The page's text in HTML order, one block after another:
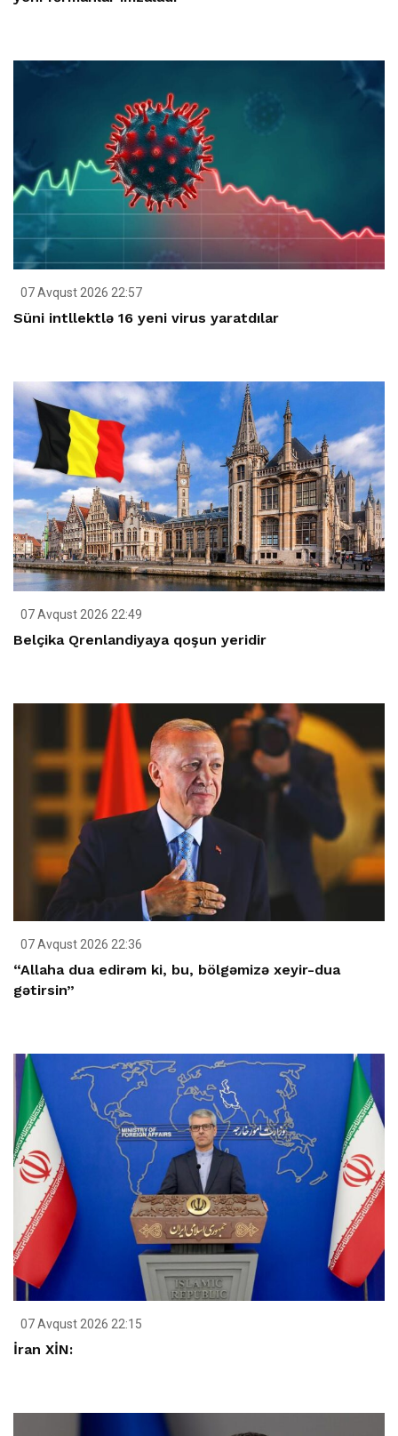
07 Avqust 2026 22:57
Süni intllektlə 16 yeni virus yaratdılar
07 Avqust 2026 22:49
Belçika Qrenlandiyaya qoşun yeridir
07 Avqust 2026 22:36
“Allaha dua edirəm ki, bu, bölgəmizə xeyir-dua
gətirsin”
07 Avqust 2026 22:15
İran XİN: